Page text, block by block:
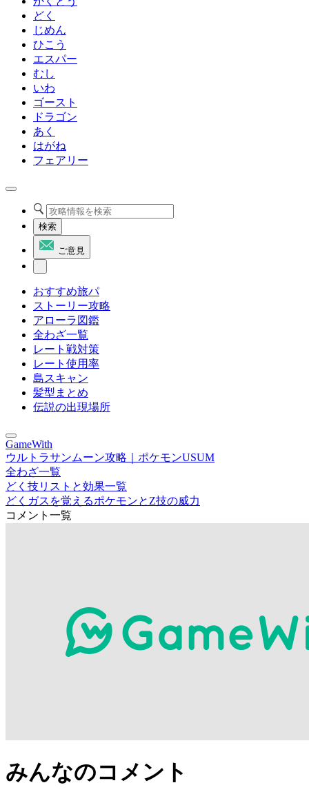
どく
じめん
ひこう
エスパー
むし
いわ
ゴースト
ドラゴン
あく
はがね
フェアリー
検索
ご意見
おすすめ旅パ
ストーリー攻略
アローラ図鑑
全わざ一覧
レート戦対策
レート使用率
島スキャン
髪型まとめ
伝説の出現場所
GameWith
ウルトラサンムーン攻略｜ポケモンUSUM
全わざ一覧
どく技リストと効果一覧
どくガスを覚えるポケモンとZ技の威力
コメント一覧
みんなのコメント